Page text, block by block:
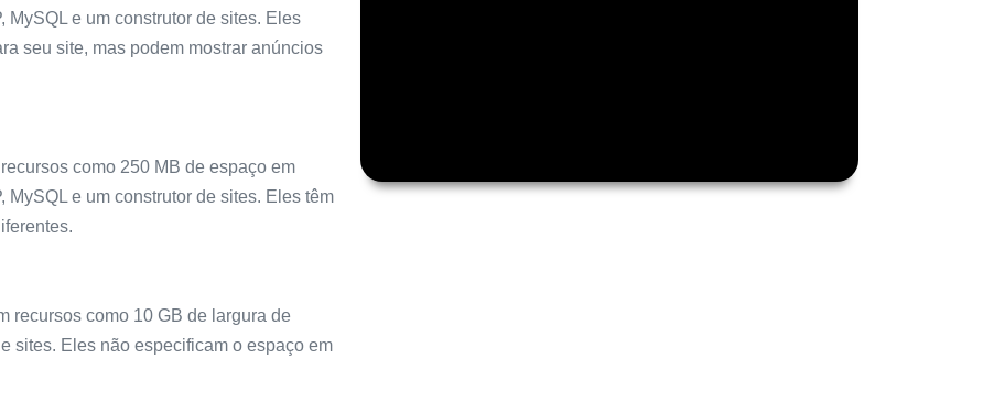
e um construtor de sites. Eles
seu site, mas podem mostrar anúncios
como 250 MB de espaço em
e um construtor de sites. Eles têm
recursos como 10 GB de largura de
sites. Eles não especificam o espaço em